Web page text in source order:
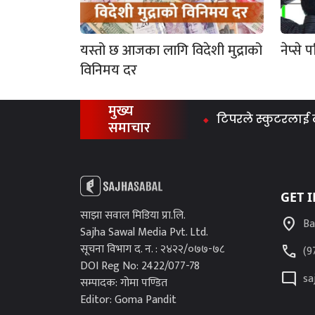
यस्तो छ आजका लागि विदेशी मुद्राको
विनिमय दर
नेप्से
मुख्य
समाचार टिपरले स्कुटरलाई
साझा सवाल मिडिया प्रा.लि.
Sajha Sawal Media Pvt. Ltd.
सूचना विभाग द. न. : २४२२/०७७-७८
DOI Reg No: 2422/077-78
सम्पादक: गोमा पण्डित
Editor: Goma Pandit
GET
location_on
call
mode_comment